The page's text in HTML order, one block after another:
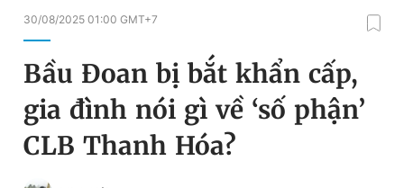
Chuyên mục
Chuyên mục khác
Đổi mật khẩu
Tin đã lưu
30/08/2025 01:00 GMT+7
Bầu Đoan bị bắt khẩn cấp,
gia đình nói gì về ‘số phận’
CLB Thanh Hóa?